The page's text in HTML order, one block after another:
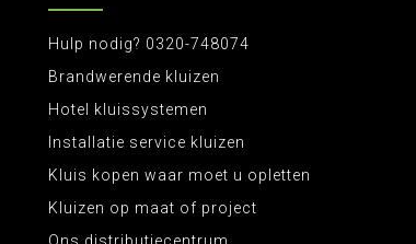
Hulp nodig? 0320-748074
Brandwerende kluizen
Hotel kluissystemen
Installatie service kluizen
Kluis kopen waar moet u opletten
Kluizen op maat of project